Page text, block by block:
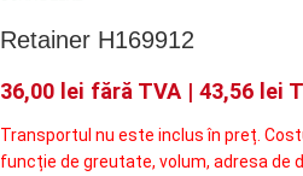
Retainer H169912
36,00 lei fără TVA | 43,56 lei
Transportul nu este inclus în preț.
funcție de greutate, volum, adresa de